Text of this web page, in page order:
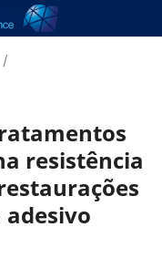
/
resistência